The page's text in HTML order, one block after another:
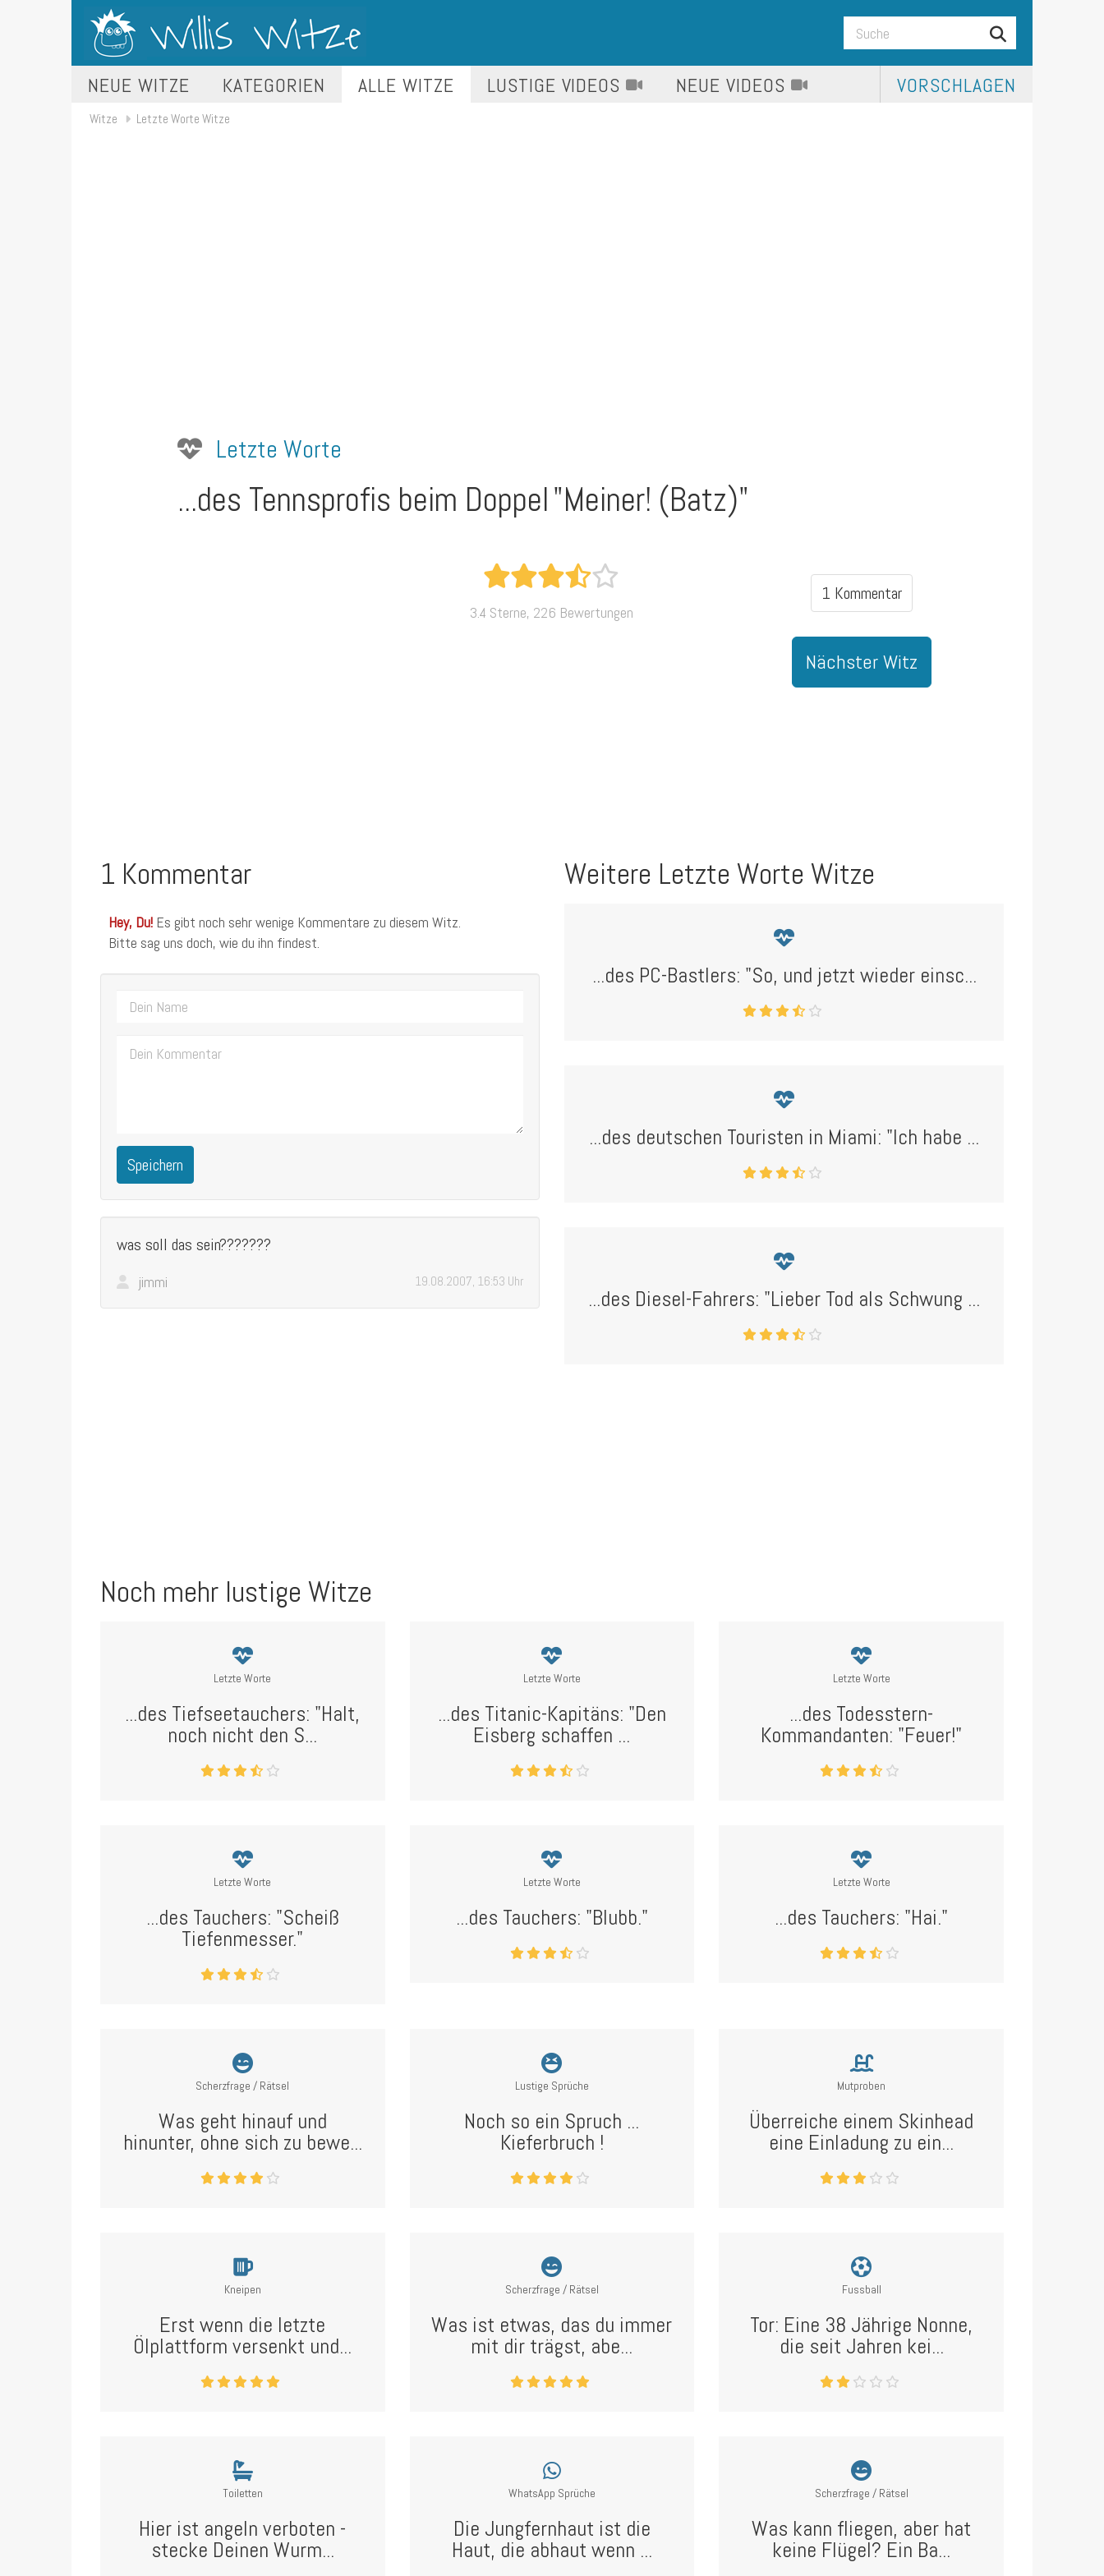
NEUE WITZE KATEGORIEN ALLE WITZE LUSTIGE VIDEOS NEUE VIDEOS VORSCHLAGEN
Witze Letzte Worte Witze
Letzte Worte
...des Tennsprofis beim Doppel"Meiner! (Batz)"
3.4 Sterne, 226 Bewertungen
1 Kommentar
Nächster Witz
1 Kommentar
Hey, Du! Es gibt noch sehr wenige Kommentare zu diesem Witz.
Bitte sag uns doch, wie du ihn findest.
Speichern
was soll das sein???????
jimmi 19.08.2007, 16:53 Uhr
Weitere Letzte Worte Witze
...des PC-Bastlers: "So, und jetzt wieder einsc...
...des deutschen Touristen in Miami: "Ich habe ...
...des Diesel-Fahrers: "Lieber Tod als Schwung ...
Noch mehr lustige Witze
Letzte Worte
...des Tiefseetauchers: "Halt,
noch nicht den S...
Letzte Worte
...des Titanic-Kapitäns: "Den
Eisberg schaffen ...
Letzte Worte
...des Todesstern-
Kommandanten: "Feuer!"
Letzte Worte
...des Tauchers: "Scheiß
Tiefenmesser."
Letzte Worte
...des Tauchers: "Blubb."
Letzte Worte
...des Tauchers: "Hai."
Scherzfrage / Rätsel
Was geht hinauf und
hinunter, ohne sich zu bewe...
Lustige Sprüche
Noch so ein Spruch ...
Kieferbruch !
Mutproben
Überreiche einem Skinhead
eine Einladung zu ein...
Kneipen
Erst wenn die letzte
Ölplattform versenkt und...
Scherzfrage / Rätsel
Was ist etwas, das du immer
mit dir trägst, abe...
Fussball
Tor: Eine 38 Jährige Nonne,
die seit Jahren kei...
Toiletten
Hier ist angeln verboten -
stecke Deinen Wurm...
WhatsApp Sprüche
Die Jungfernhaut ist die
Haut, die abhaut wenn ...
Scherzfrage / Rätsel
Was kann fliegen, aber hat
keine Flügel? Ein Ba...